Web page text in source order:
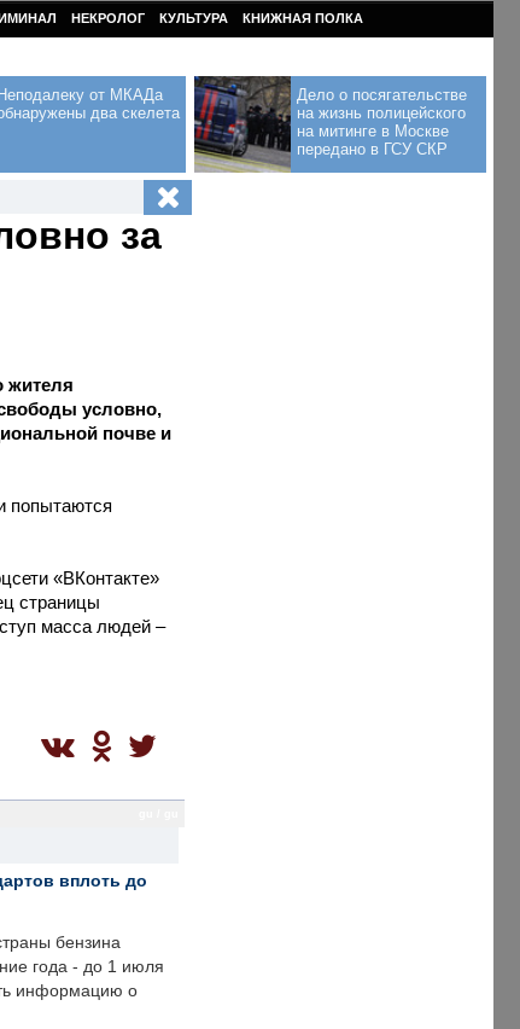
НЕКРОЛОГ КУЛЬТУРА КНИЖНАЯ ПОЛКА
Неподалеку от МКАДа
два скелета
Дело о посягательстве
на жизнь полицейского
на митинге в Москве
передано в ГСУ СКР
за
жителя
условно,
почве и
попытаются
«ВКонтакте»
страницы
масса людей –
вплоть до
бензина
года - до 1 июля
информацию о